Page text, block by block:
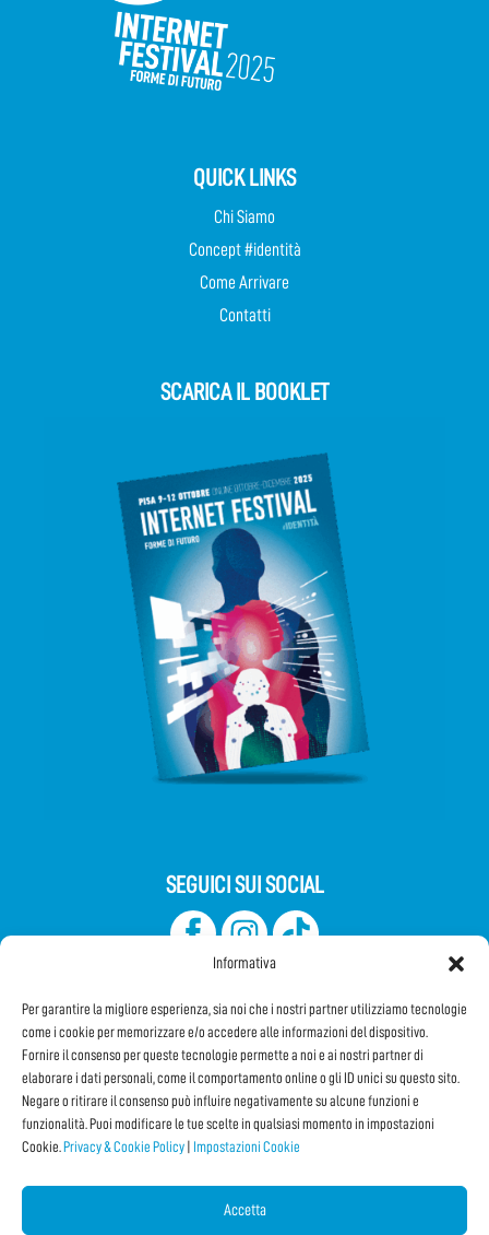
Informativa
Per garantire la migliore esperienza, sia noi che i nostri partner utilizziamo tecnologie
come i cookie per memorizzare e/o accedere alle informazioni del dispositivo.
Fornire il consenso per queste tecnologie permette a noi e ai nostri partner di
elaborare i dati personali, come il comportamento online o gli ID unici su questo sito.
Negare o ritirare il consenso può influire negativamente su alcune funzioni e
funzionalità. Puoi modificare le tue scelte in qualsiasi momento in impostazioni
Cookie. Privacy & Cookie Policy Impostazioni Cookie
Accetta
QUICK LINKS
Chi Siamo
Concept #identità
Come Arrivare
Contatti
SCARICA IL BOOKLET
SEGUICI SUI SOCIAL
Iscriviti alla Newsletter
CONDIVIDI QUESTA PAGINA!
Facebook